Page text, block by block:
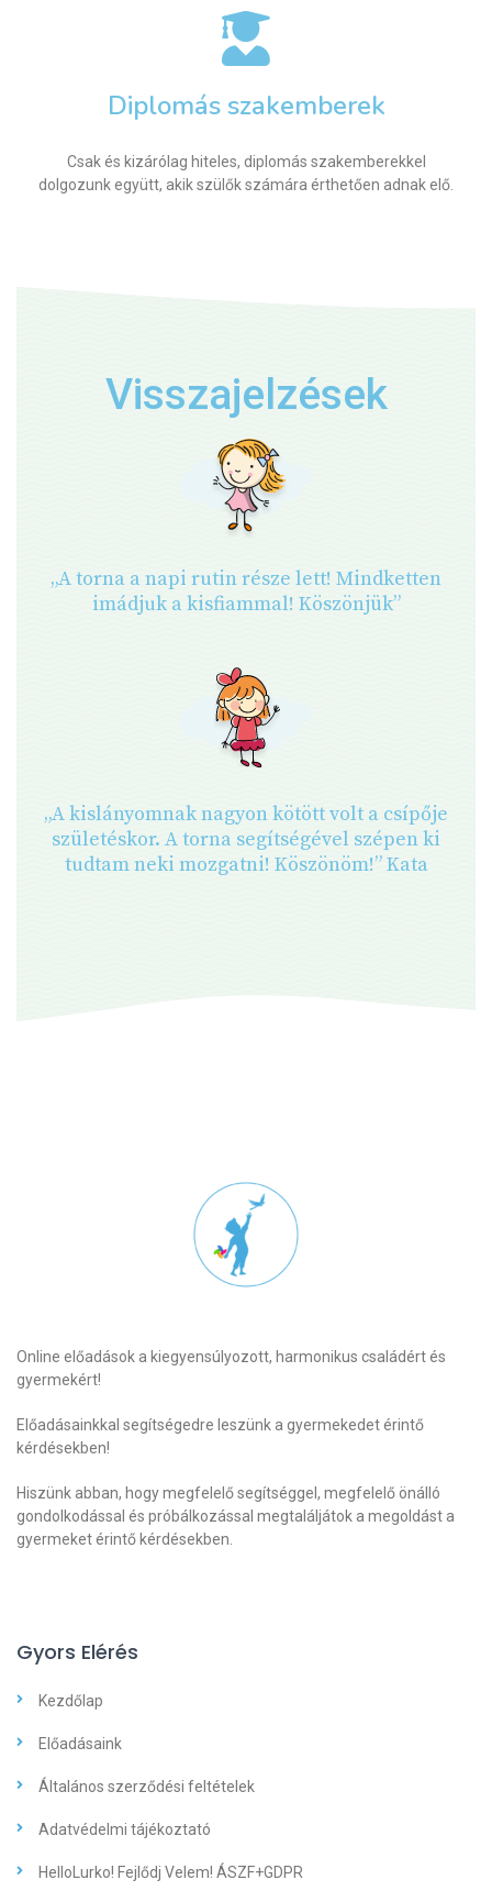
Diplomás szakemberek
Csak és kizárólag hiteles, diplomás szakemberekkel
dolgozunk együtt, akik szülők számára érthetően adnak elő.
Visszajelzések
„A torna a napi rutin része lett! Mindketten
imádjuk a kisfiammal! Köszönjük”
„A kislányomnak nagyon kötött volt a csípője
születéskor. A torna segítségével szépen ki
tudtam neki mozgatni! Köszönöm!” Kata
Online előadások a kiegyensúlyozott, harmonikus családért és
gyermekért!
Előadásainkkal segítségedre leszünk a gyermekedet érintő
kérdésekben!
Hiszünk abban, hogy megfelelő segítséggel, megfelelő önálló
gondolkodással és próbálkozással megtaláljátok a megoldást a
gyermeket érintő kérdésekben.
Gyors Elérés
Kezdőlap
Előadásaink
Általános szerződési feltételek
Adatvédelmi tájékoztató
HelloLurko! Fejlődj Velem! ÁSZF+GDPR